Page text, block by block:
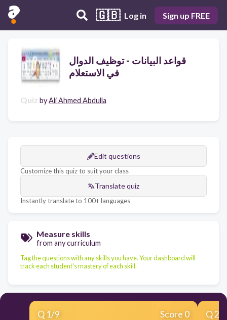
🇬🇧 Log in Sign up FREE
قواعد البيانات - توظيف الدوال
في الاستعلام
Quiz byAli Ahmed Abdulla
Edit questions
Customize this quiz to suit your class
Translate quiz
Instantly translate to 100+ languages
Measure skills
from any curriculum
Tag the questions with any skills you have. Your dashboard will
track each student's mastery of each skill.
Q 1/9 Score 0 Q2